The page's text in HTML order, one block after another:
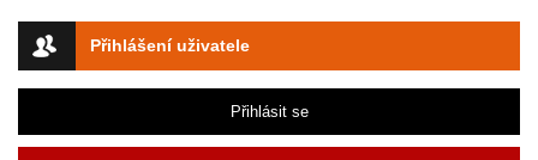
Přihlášení uživatele
Přihlásit se